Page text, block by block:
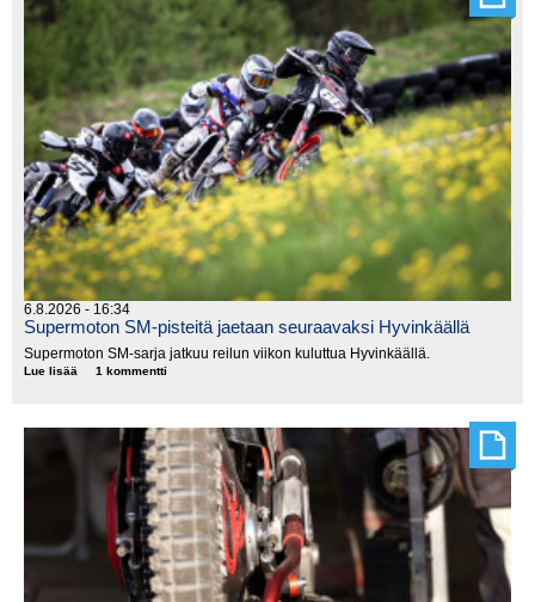
6.8.2026 - 16:34
Supermoton SM-pisteitä jaetaan seuraavaksi Hyvinkäällä
Supermoton SM-sarja jatkuu reilun viikon kuluttua Hyvinkäällä.
Lue lisää Supermoton
seuraavaksi
Hyvinkäällä
1 kommentti